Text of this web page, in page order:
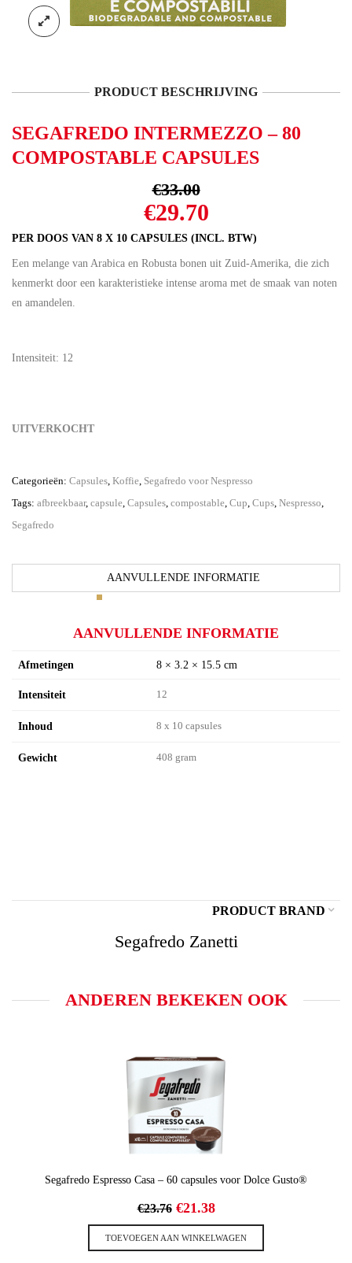
PRODUCT BESCHRIJVING
SEGAFREDO INTERMEZZO – 80
COMPOSTABLE CAPSULES
€33.00
Oorspronkelijke
prijs
was:
€33.00.
€29.70Huidige
prijs
is:
€29.70.
PER DOOS VAN 8 X 10 CAPSULES (INCL. BTW)
Een melange van Arabica en Robusta bonen uit Zuid-Amerika, die zich
kenmerkt door een karakteristieke intense aroma met de smaak van noten
en amandelen.
Intensiteit: 12
UITVERKOCHT
Categorieën: Capsules, Koffie, Segafredo voor Nespresso
Tags: afbreekbaar, capsule, Capsules, compostable, Cup, Cups, Nespresso,
Segafredo
AANVULLENDE INFORMATIE
AANVULLENDE INFORMATIE
Afmetingen 8 × 3.2 × 15.5 cm
Intensiteit 12
Inhoud 8 x 10 capsules
Gewicht 408 gram
PRODUCT BRAND
Segafredo Zanetti
ANDEREN BEKEKEN OOK
Segafredo Espresso Casa – 60 capsules voor Dolce Gusto®
€23.76 Oorspronkelijke
prijs
was:
€23.76.
€21.38Huidige
prijs
is:
€21.38.
TOEVOEGEN AAN WINKELWAGEN